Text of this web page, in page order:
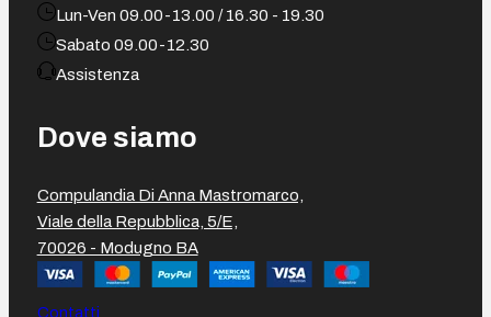
Lun-Ven 09.00-13.00 / 16.30 - 19.30
Sabato 09.00-12.30
Assistenza
Dove siamo
Compulandia Di Anna Mastromarco,
Viale della Repubblica, 5/E,
70026 - Modugno BA
Contatti